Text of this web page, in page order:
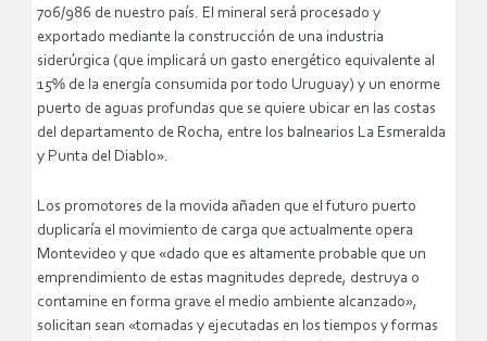
706/986 de nuestro país. El mineral será procesado y
exportado mediante la construcción de una industria
siderúrgica (que implicará un gasto energético equivalente al
15% de la energía consumida por todo Uruguay) y un enorme
puerto de aguas profundas que se quiere ubicar en las costas
del departamento de Rocha, entre los balnearios La Esmeralda
y Punta del Diablo».
Los promotores de la movida añaden que el futuro puerto
duplicaría el movimiento de carga que actualmente opera
Montevideo y que «dado que es altamente probable que un
emprendimiento de estas magnitudes deprede, destruya o
contamine en forma grave el medio ambiente alcanzado»,
solicitan sean «tomadas y ejecutadas en los tiempos y formas